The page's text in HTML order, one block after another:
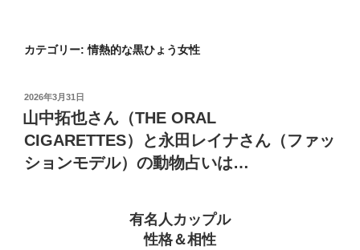
カテゴリー:情熱的な黒ひょう女性
投
稿
日:
2026年3月31日
山中拓也さん（THE ORAL
CIGARETTES）と永田レイナさん（ファッ
ションモデル）の動物占いは…
有名人カップル
性格＆相性